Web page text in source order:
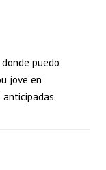
puedo
jove en
anticipadas.